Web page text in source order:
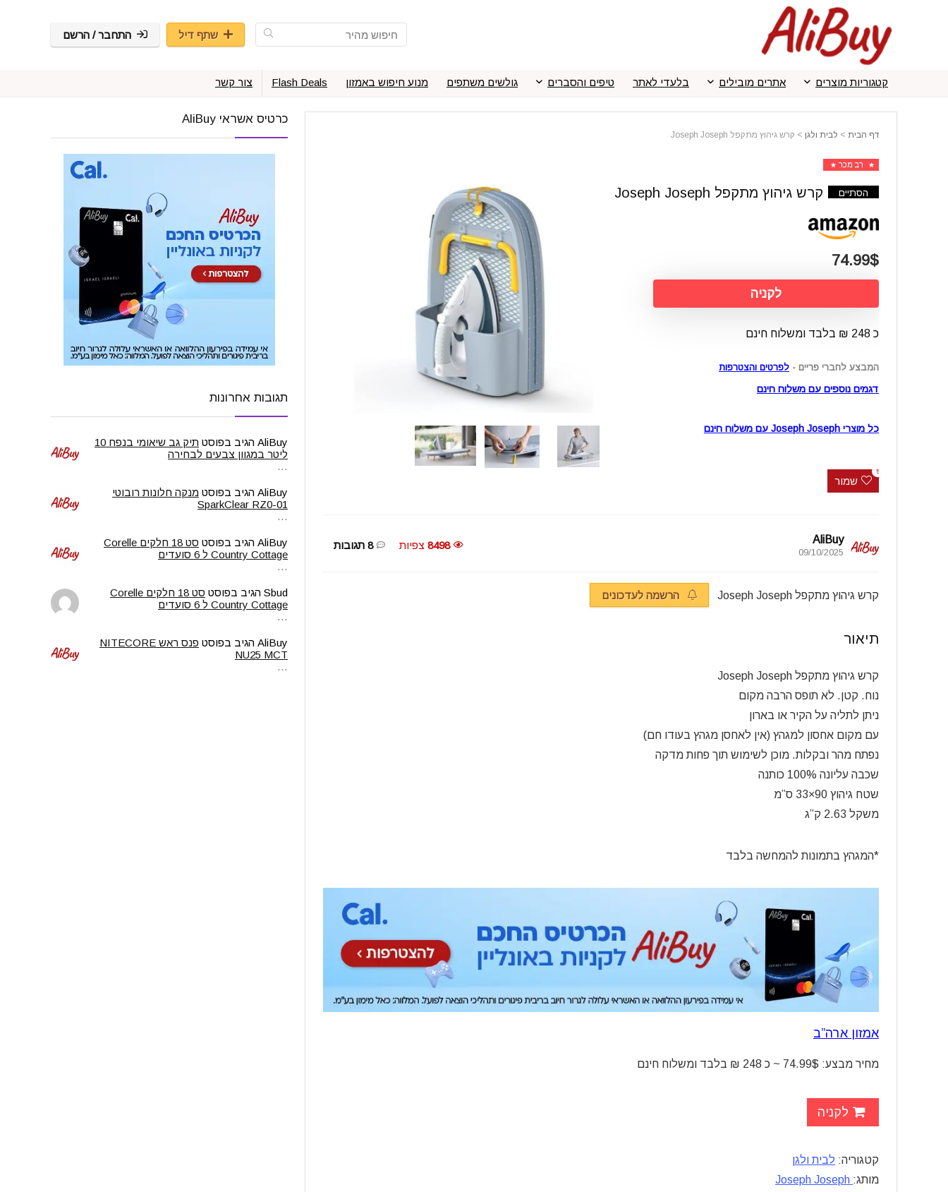
שתף דיל התחבר / הרשם
קטגוריות מוצרים אתרים מובילים בלעדי לאתר טיפים והסברים גולשים משתפים מנוע חיפוש באמזון Flash Deals צור קשר
דף הבית > לבית ולגן > קרש גיהוץ מתקפל Joseph Joseph
רב מכר
הסתיים קרש גיהוץ מתקפל Joseph Joseph
74.99$
לקניה
כ 248 ₪ בלבד ומשלוח חינם
המבצע לחברי פריים -לפרטים והצטרפות
דגמים נוספים עם משלוח חינם
כל מוצרי Joseph Joseph עם משלוח חינם
שמור
5
AliBuy
09/10/2025
8498 צפיות 8 תגובות
קרש גיהוץ מתקפל Joseph Joseph הרשמה לעדכונים
תיאור
קרש גיהוץ מתקפל Joseph Joseph
נוח. קטן. לא תופס הרבה מקום
ניתן לתליה על הקיר או בארון
עם מקום אחסון למגהץ (אין לאחסן מגהץ בעודו חם)
נפתח מהר ובקלות. מוכן לשימוש תוך פחות מדקה
שכבה עליונה 100% כותנה
שטח גיהוץ 90×33 ס”מ
משקל 2.63 ק”ג
*המגהץ בתמונות להמחשה בלבד
אמזון ארה”ב
מחיר מבצע: 74.99$ ~ כ 248 ₪ בלבד ומשלוח חינם
לקניה
קטגוריה: לבית ולגן
מותג:
כרטיס אשראי AliBuy
תגובות אחרונות
AliBuy הגיב בפוסט
תיק גב שיאומי בנפח 10
ליטר במגוון צבעים לבחירה
…
AliBuy הגיב בפוסט מנקה חלונות רובוטי
SparkClear RZ0-01
…
AliBuy הגיב בפוסט
סט 18 חלקים Corelle
Country Cottage ל 6 סועדים
…
Sbud הגיב בפוסט
סט 18 חלקים Corelle
Country Cottage ל 6 סועדים
…
AliBuy הגיב בפוסט
פנס ראש NITECORE
NU25 MCT
…